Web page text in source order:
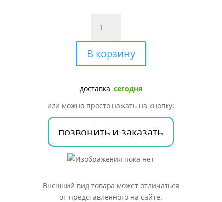
товара
ТАМПОНЫ
"ОВ"
PRO
SUPER
В корзину
доставка: сегодня
или можно просто нажать на кнопку:
позвонить и заказать
Внешний вид товара может отличаться
от представленного на сайте.